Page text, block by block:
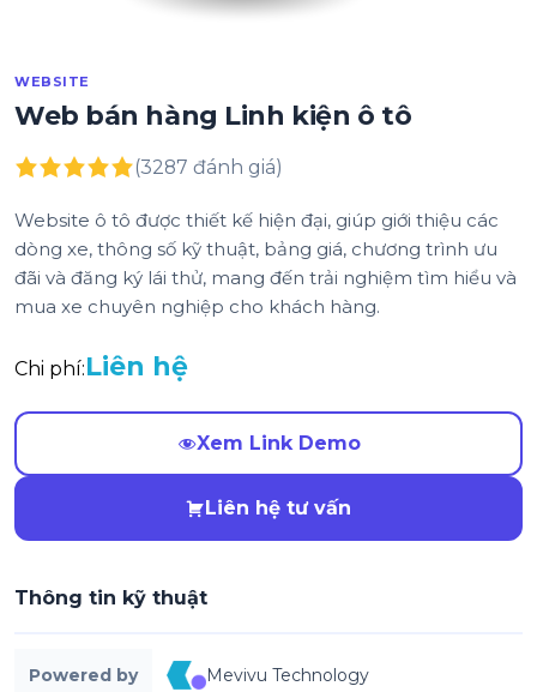
WEBSITE
Web bán hàng Linh kiện ô tô
(3287 đánh giá)
Website ô tô được thiết kế hiện đại, giúp giới thiệu các
dòng xe, thông số kỹ thuật, bảng giá, chương trình ưu
đãi và đăng ký lái thử, mang đến trải nghiệm tìm hiểu và
mua xe chuyên nghiệp cho khách hàng.
Chi phí:Liên hệ
Xem Link Demo
Liên hệ tư vấn
Thông tin kỹ thuật
Powered by Mevivu Technology